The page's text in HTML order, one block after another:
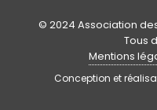
© 2024 Association
Tous
Mentions
Conception et